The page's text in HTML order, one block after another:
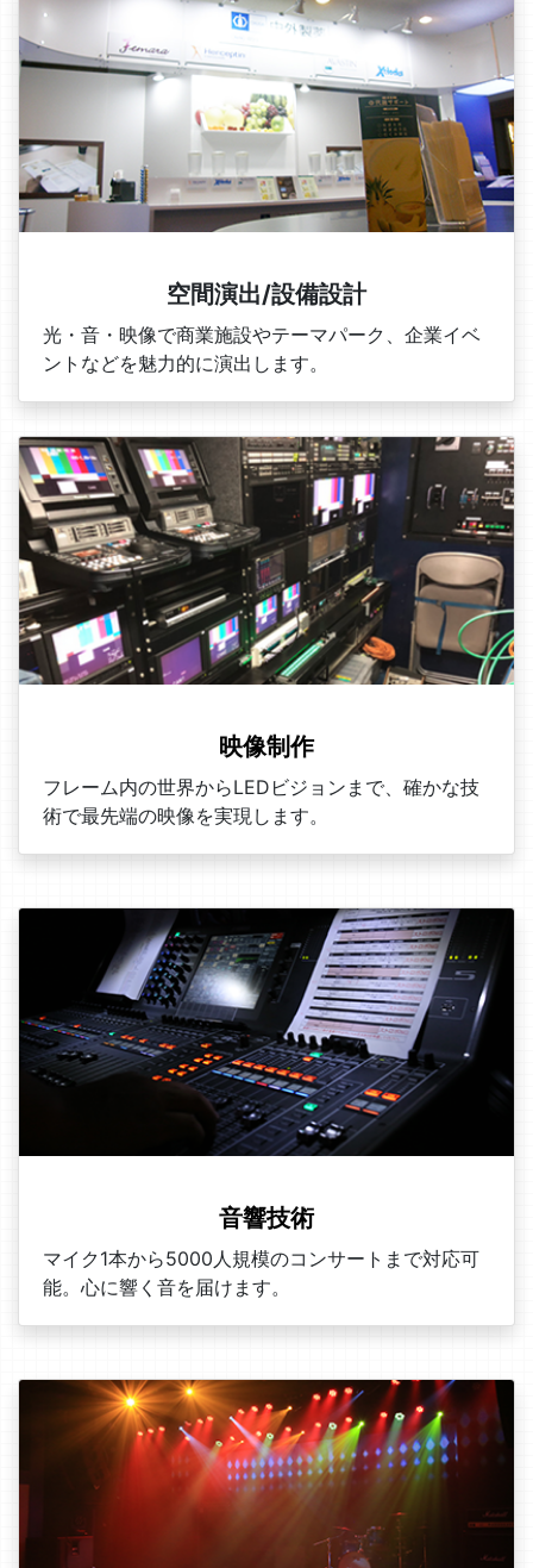
空間演出/設備設計
光・音・映像で商業施設やテーマパーク、企業イベ
ントなどを魅力的に演出します。
映像制作
フレーム内の世界からLEDビジョンまで、確かな技
術で最先端の映像を実現します。
音響技術
マイク1本から5000人規模のコンサートまで対応可
能。心に響く音を届けます。